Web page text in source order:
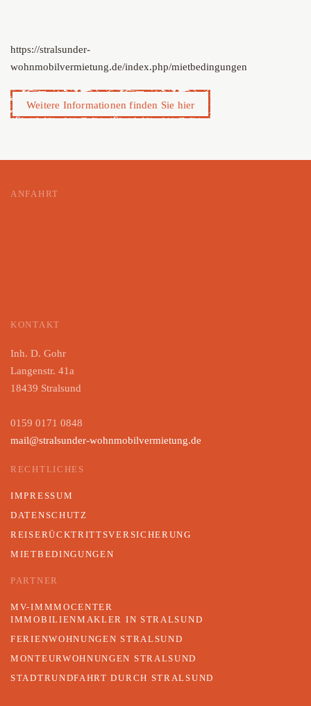
https://stralsunder-
wohnmobilvermietung.de/index.php/mietbedingungen
Weitere Informationen finden Sie hier
ANFAHRT
KONTAKT
Inh. D. Gohr
Langenstr. 41a
18439 Stralsund
0159 0171 0848
mail@stralsunder-wohnmobilvermietung.de
RECHTLICHES
IMPRESSUM
DATENSCHUTZ
REISERÜCKTRITTSVERSICHERUNG
MIETBEDINGUNGEN
PARTNER
MV-IMMMOCENTER
IMMOBILIENMAKLER IN STRALSUND
FERIENWOHNUNGEN STRALSUND
MONTEURWOHNUNGEN STRALSUND
STADTRUNDFAHRT DURCH STRALSUND